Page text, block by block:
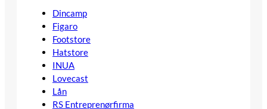
Dincamp
Figaro
Footstore
Hatstore
INUA
Lovecast
Lån
RS Entreprenørfirma